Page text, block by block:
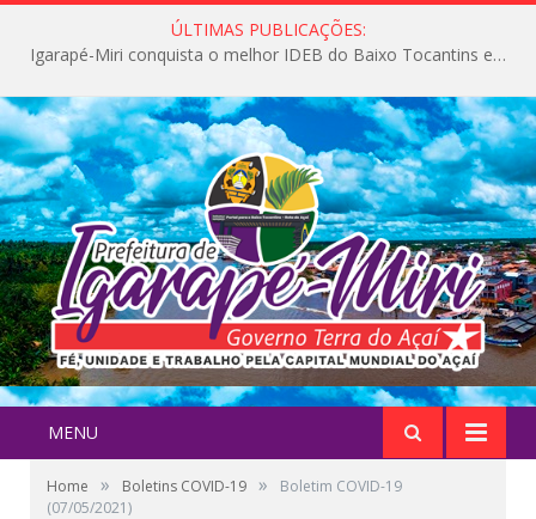
ÚLTIMAS PUBLICAÇÕES:
Igarapé-Miri conquista o melhor IDEB do Baixo Tocantins e avança na qualidade da educação pública
MENU
Home » Boletins COVID-19 »
Boletim COVID-19
(07/05/2021)